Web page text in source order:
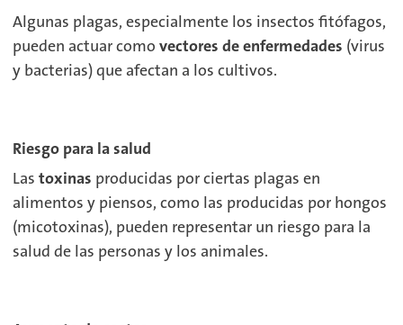
Algunas plagas, especialmente los insectos fitófagos,
pueden actuar como vectores de enfermedades (virus
y bacterias) que afectan a los cultivos.
Riesgo para la salud
Las toxinas producidas por ciertas plagas en
alimentos y piensos, como las producidas por hongos
(micotoxinas), pueden representar un riesgo para la
salud de las personas y los animales.